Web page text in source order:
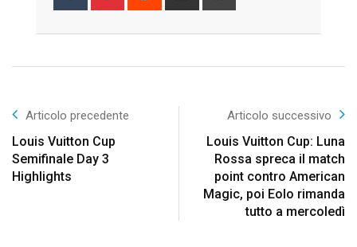
Articolo precedente
Louis Vuitton Cup
Semifinale Day 3
Highlights
Articolo successivo
Louis Vuitton Cup: Luna
Rossa spreca il match
point contro American
Magic, poi Eolo rimanda
tutto a mercoledì